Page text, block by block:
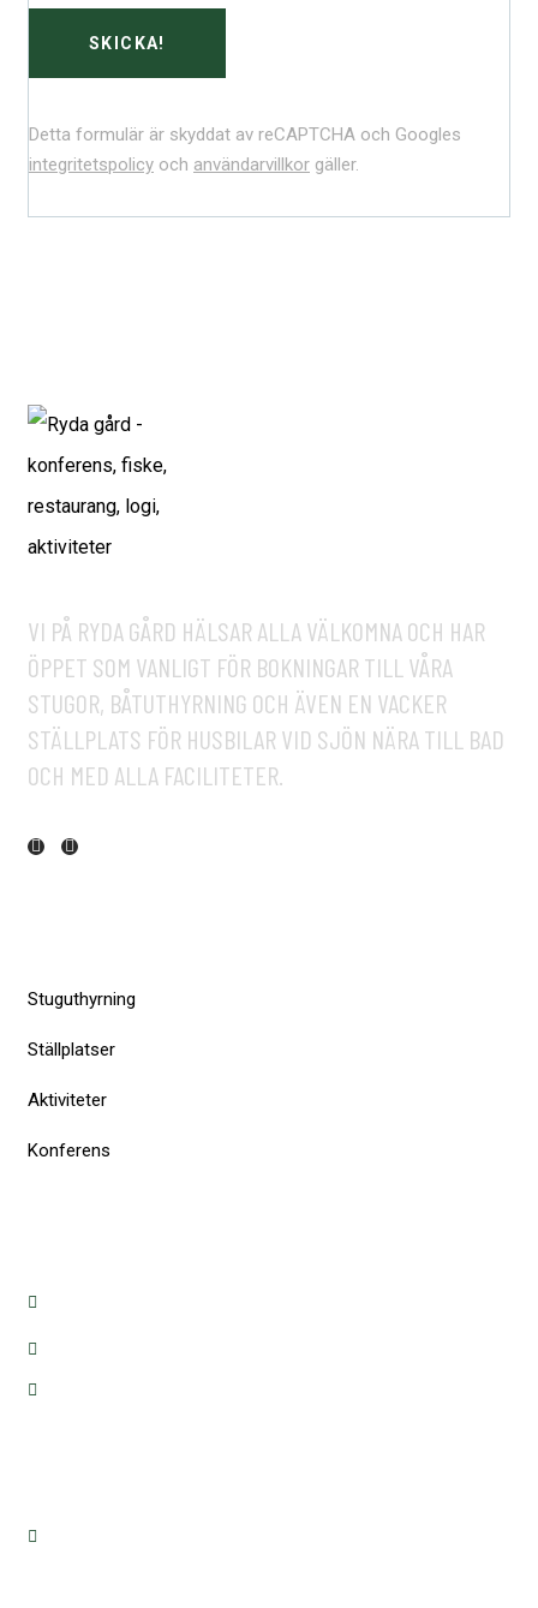
Detta formulär är skyddat av reCAPTCHA och Googles
integritetspolicy och användarvillkor gäller.
VI PÅ RYDA GÅRD HÄLSAR ALLA VÄLKOMNA OCH HAR
ÖPPET SOM VANLIGT FÖR BOKNINGAR TILL VÅRA
STUGOR, BÅTUTHYRNING OCH ÄVEN EN VACKER
STÄLLPLATS FÖR HUSBILAR VID SJÖN NÄRA TILL BAD
OCH MED ALLA FACILITETER.
Stuguthyrning
Ställplatser
Aktiviteter
Konferens